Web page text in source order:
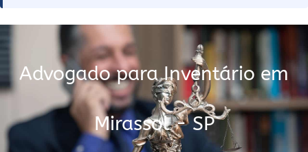
Advogado para Inventário em
Mirassol - SP